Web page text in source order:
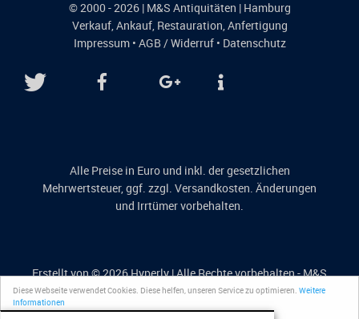
Diese Webseite verwendet Cookies. Diese helfen, unseren Service zu optimieren. Weitere
Informationen
© 2000 - 2026 | M&S Antiquitäten | Hamburg
Verkauf,Ankauf, Restauration,Anfertigung
Impressum• AGB / Widerruf• Datenschutz
Alle Preise in Euro und inkl. der gesetzlichen
Mehrwertsteuer, ggf. zzgl. Versandkosten. Änderungen
und Irrtümer vorbehalten.
Erstellt von © 2026Hyperly| Alle Rechte vorbehalten - M&S
Antiquitäten